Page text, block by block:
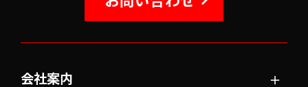
会社案内 ＋